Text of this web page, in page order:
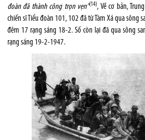
đoàn đã thành công trọn vẹn”(14), Về cơ bản,
chiến sĩ Tiểu đoàn 101, 102 đã từ Tàm Xá qua sông
đêm 17 rạng sáng 18-2. Số còn lại đã qua sông
rạng sáng 19-2-1947.